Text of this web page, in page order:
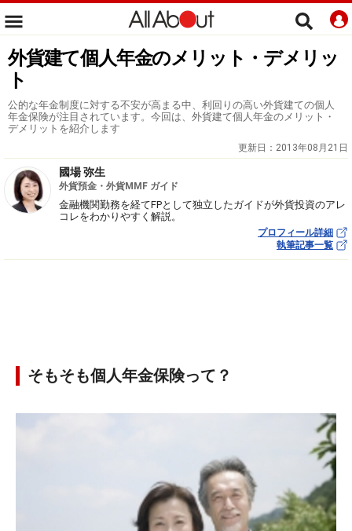
外貨建て個人年金のメリット・デメリッ
ト
公的な年金制度に対する不安が高まる中、利回りの高い外貨建ての個人
年金保険が注目されています。今回は、外貨建て個人年金のメリット・
デメリットを紹介します
更新日： 2013年08月21日
國場 弥生
外貨預金・外貨MMF ガイド
金融機関勤務を経てFPとして独立したガイドが外貨投資のアレ
コレをわかりやすく解説。
プロフィール詳細
執筆記事一覧
そもそも個人年金保険って？